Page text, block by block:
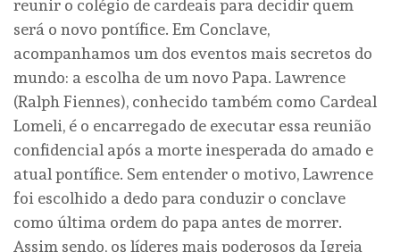
reunir o colégio de cardeais para decidir quem
será o novo pontífice. Em Conclave,
acompanhamos um dos eventos mais secretos do
mundo: a escolha de um novo Papa. Lawrence
(Ralph Fiennes), conhecido também como Cardeal
Lomeli, é o encarregado de executar essa reunião
confidencial após a morte inesperada do amado e
atual pontífice. Sem entender o motivo, Lawrence
foi escolhido a dedo para conduzir o conclave
como última ordem do papa antes de morrer.
Assim sendo, os líderes mais poderosos da Igreja